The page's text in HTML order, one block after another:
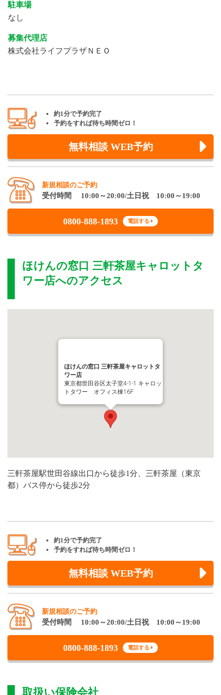
駐車場
なし
募集代理店
株式会社ライフプラザＮＥＯ
約1分で予約完了
予約をすれば待ち時間ゼロ！
無料相談 WEB予約
新規相談のご予約
受付時間 10:00～20:00/土日祝 10:00～19:00
0800-888-1893 電話する
ほけんの窓口 三軒茶屋キャロットタ
ワー店へのアクセス
ほけんの窓口 三軒茶屋キャロットタ
ワー店
東京都世田谷区太子堂4-1-1 キャロッ
トタワー オフィス棟16F
三軒茶屋駅世田谷線出口から徒歩1分、三軒茶屋（東京
都）バス停から徒歩2分
約1分で予約完了
予約をすれば待ち時間ゼロ！
無料相談 WEB予約
新規相談のご予約
受付時間 10:00～20:00/土日祝 10:00～19:00
0800-888-1893 電話する
取扱い保険会社